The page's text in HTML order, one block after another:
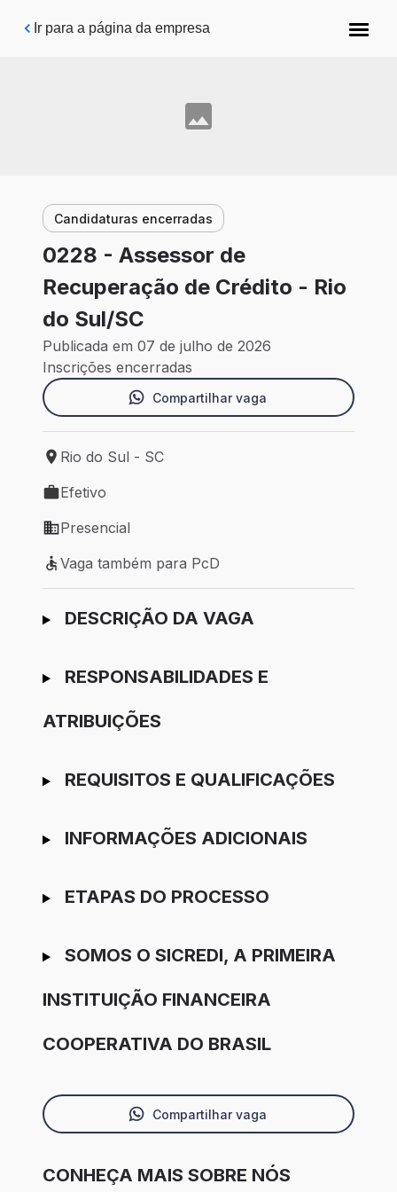
Pular para o conteúdo principal
Ir para a página da empresa
Candidaturas encerradas
0228 - Assessor de
Recuperação de Crédito - Rio
do Sul/SC
Publicada em 07 de julho de 2026
Inscrições encerradas
Compartilhar vaga
Local de trabalho: Rio do Sul - SC
Rio do Sul - SC
Tipo de vaga: Efetivo
Efetivo
Modelo de trabalho: Presencial
Presencial
Vaga também para PcD
Vaga também para PcD
Ir para candidatura
DESCRIÇÃO DA VAGA
RESPONSABILIDADES E
ATRIBUIÇÕES
REQUISITOS E QUALIFICAÇÕES
INFORMAÇÕES ADICIONAIS
ETAPAS DO PROCESSO
SOMOS O SICREDI, A PRIMEIRA
INSTITUIÇÃO FINANCEIRA
COOPERATIVA DO BRASIL
Compartilhar vaga
CONHEÇA MAIS SOBRE NÓS